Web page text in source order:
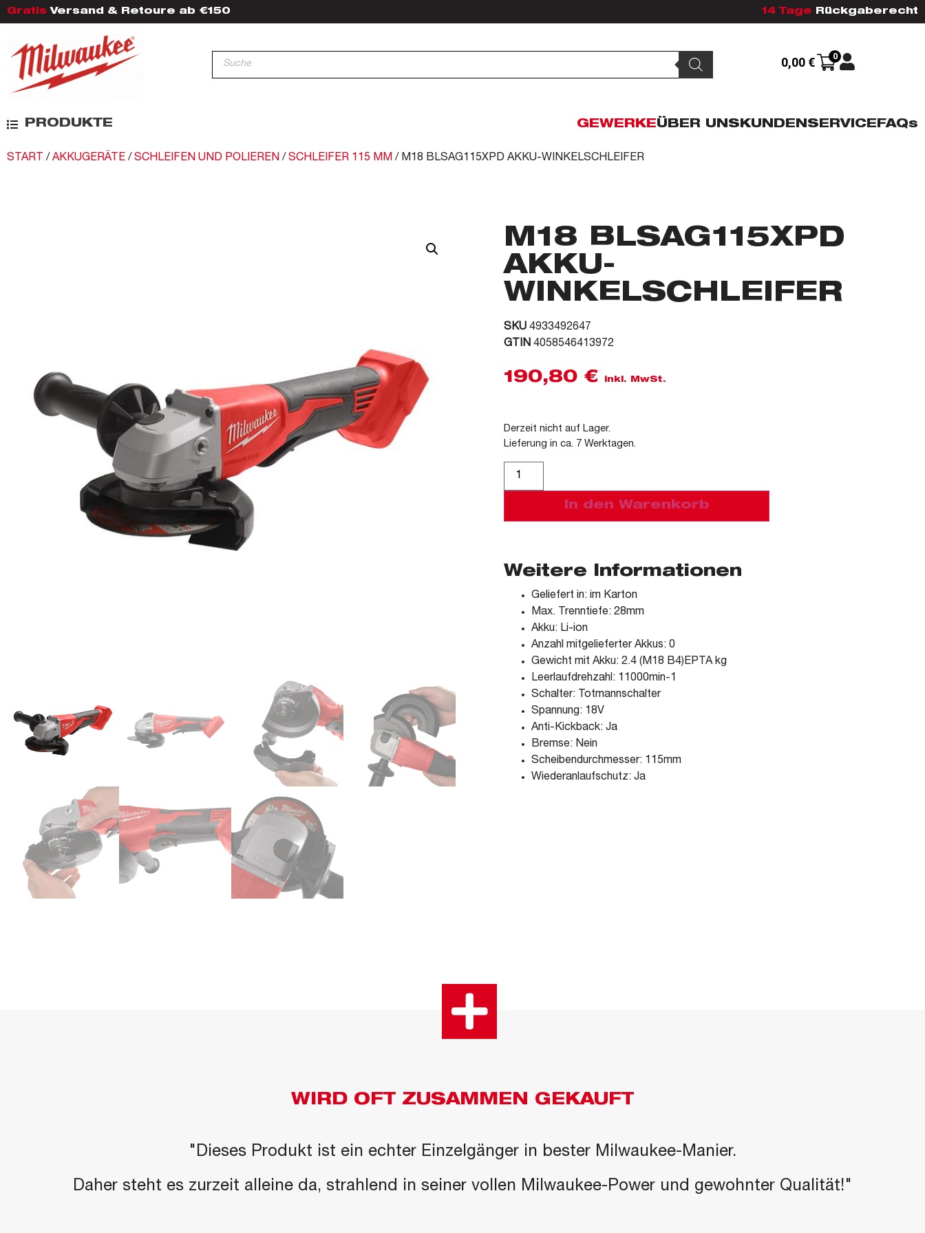
Gratis Versand & Retoure ab €150 14 Tage Rückgaberecht
0,00 € 0
PRODUKTE GEWERKEÜBER UNSKUNDENSERVICEFAQs
START / AKKUGERÄTE / SCHLEIFEN UND POLIEREN / SCHLEIFER 115 MM / M18 BLSAG115XPD AKKU-WINKELSCHLEIFER
M18 BLSAG115XPD
AKKU-
WINKELSCHLEIFER
SKU 4933492647
GTIN 4058546413972
190,80 € inkl. MwSt.
Derzeit nicht auf Lager.
Lieferung in ca. 7 Werktagen.
In den Warenkorb
Weitere Informationen
Geliefert in: im Karton
Max. Trenntiefe: 28mm
Akku: Li-ion
Anzahl mitgelieferter Akkus: 0
Gewicht mit Akku: 2.4 (M18 B4)EPTA kg
Leerlaufdrehzahl: 11000min-1
Schalter: Totmannschalter
Spannung: 18V
Anti-Kickback: Ja
Bremse: Nein
Scheibendurchmesser: 115mm
Wiederanlaufschutz: Ja
WIRD OFT ZUSAMMEN GEKAUFT
"Dieses Produkt ist ein echter Einzelgänger in bester Milwaukee-Manier.
Daher steht es zurzeit alleine da, strahlend in seiner vollen Milwaukee-Power und gewohnter Qualität!"